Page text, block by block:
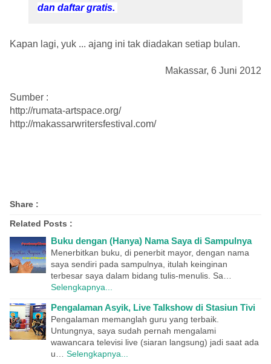
dan daftar gratis.
Kapan lagi, yuk ... ajang ini tak diadakan setiap bulan.
Makassar, 6 Juni 2012
Sumber :
http://rumata-artspace.org/
http://makassarwritersfestival.com/
Share :
Related Posts :
Buku dengan (Hanya) Nama Saya di Sampulnya
Menerbitkan buku, di penerbit mayor, dengan nama
saya sendiri pada sampulnya, itulah keinginan
terbesar saya dalam bidang tulis-menulis. Sa…
Selengkapnya...
Pengalaman Asyik, Live Talkshow di Stasiun Tivi
Pengalaman memanglah guru yang terbaik.
Untungnya, saya sudah pernah mengalami
wawancara televisi live (siaran langsung) jadi saat ada
u…
Selengkapnya...